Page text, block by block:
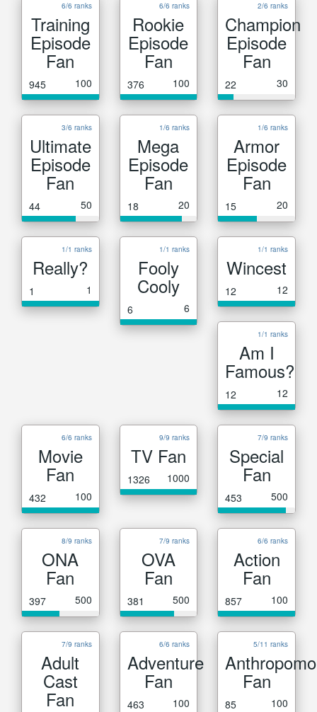
6/6 ranks
Training
Episode
Fan
945 100
6/6 ranks
Rookie
Episode
Fan
376 100
2/6 ranks
Champion
Episode
Fan
22 30
3/6 ranks
Ultimate
Episode
Fan
44 50
1/6 ranks
Mega
Episode
Fan
18 20
1/6 ranks
Armor
Episode
Fan
15 20
1/1 ranks
Really?
1 1
1/1 ranks
Fooly
Cooly
6 6
1/1 ranks
Wincest
12 12
1/1 ranks
Am I
Famous?
12 12
6/6 ranks
Movie
Fan
432 100
9/9 ranks
TV Fan
1326 1000
7/9 ranks
Special
Fan
453 500
8/9 ranks
ONA
Fan
397 500
7/9 ranks
OVA
Fan
381 500
6/6 ranks
Action
Fan
857 100
7/9 ranks
Adult
Cast
Fan
6/6 ranks
Adventure
Fan
463 100
5/11 ranks
Fan
85 100